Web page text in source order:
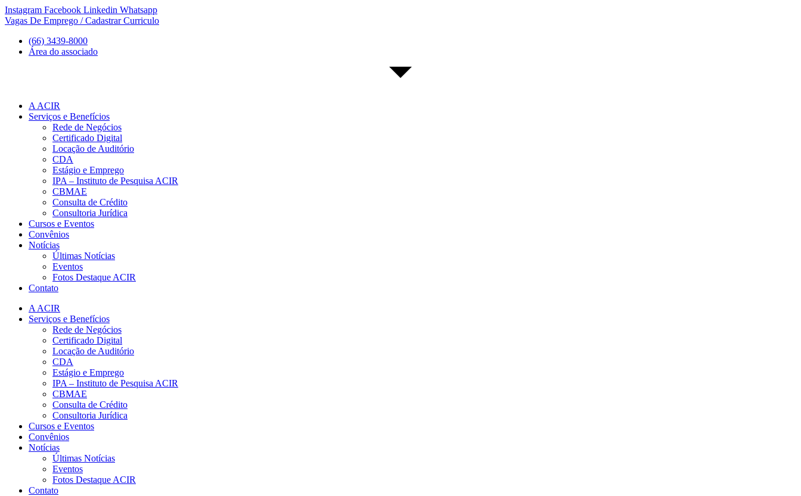
Ir
para
conteúdo
Instagram Facebook Linkedin Whatsapp
Vagas De Emprego / Cadastrar Curriculo
(66) 3439-8000
Área do associado
A ACIR
Serviços e Benefícios
Rede de Negócios
Certificado Digital
Locação de Auditório
CDA
Estágio e Emprego
IPA – Instituto de Pesquisa ACIR
CBMAE
Consulta de Crédito
Consultoria Jurídica
Cursos e Eventos
Convênios
Notícias
Últimas Notícias
Eventos
Fotos Destaque ACIR
Contato
A ACIR
Serviços e Benefícios
Rede de Negócios
Certificado Digital
Locação de Auditório
CDA
Estágio e Emprego
IPA – Instituto de Pesquisa ACIR
CBMAE
Consulta de Crédito
Consultoria Jurídica
Cursos e Eventos
Convênios
Notícias
Últimas Notícias
Eventos
Fotos Destaque ACIR
Contato